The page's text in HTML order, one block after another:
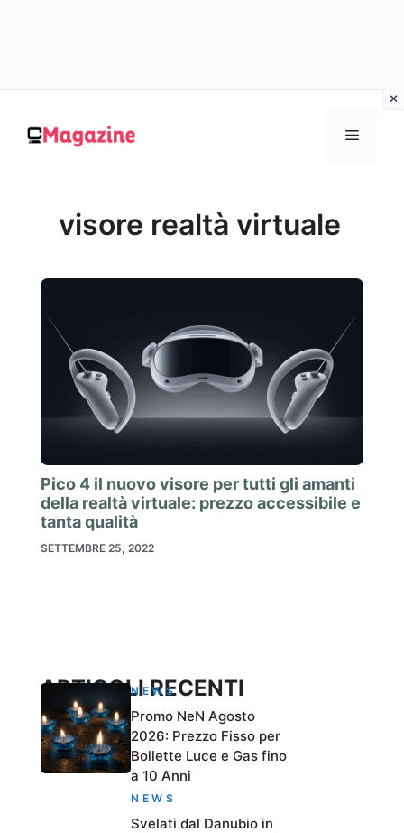
contenuto
MENU
visore realtà virtuale
Pico 4 il nuovo visore per tutti gli amanti
della realtà virtuale: prezzo accessibile e
tanta qualità
SETTEMBRE 25, 2022
ARTICOLI RECENTI
NEWS
Promo NeN Agosto
2026: Prezzo Fisso per
Bollette Luce e Gas fino
a 10 Anni
NEWS
Svelati dal Danubio in